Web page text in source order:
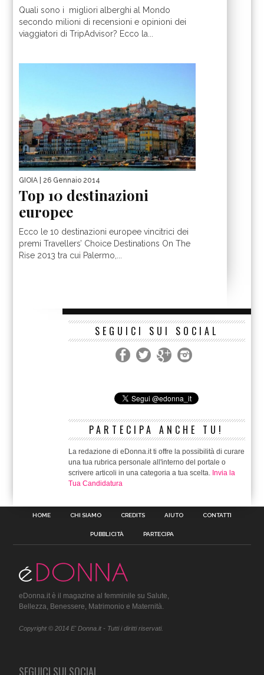
Quali sono i migliori alberghi al Mondo
secondo milioni di recensioni e opinioni dei
viaggiatori di TripAdvisor? Ecco la...
GIOIA | 26 Gennaio 2014
Top 10 destinazioni
europee
Ecco le 10 destinazioni europee vincitrici dei
premi Travellers’ Choice Destinations On The
Rise 2013 tra cui Palermo,...
SEGUICI SUI SOCIAL
PARTECIPA ANCHE TU!
La redazione di eDonna.it ti offre la possibilità di curare
una tua rubrica personale all'interno del portale o
scrivere articoli in una categoria a tua scelta. Invia la
Tua Candidatura
HOME CHI SIAMO CREDITS AIUTO CONTATTI
PUBBLICITÀ PARTECIPA
eDonna.it è il magazine al femminile su Salute,
Bellezza, Benessere, Matrimonio e Maternità.
Copyright © 2014 E' Donna.it - Tutti i diritti riservati.
SEGUICI SUI SOCIAL